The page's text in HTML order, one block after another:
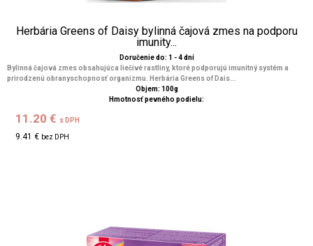
Herbária Greens of Daisy bylinná čajová zmes na podporu
imunity...
Doručenie do: 1 - 4 dní
Bylinná čajová zmes obsahujúca liečivé rastliny, ktoré podporujú imunitný systém a
prirodzenú obranyschopnosť organizmu. Herbária Greens of Dais...
Objem: 100g
Hmotnosť pevného podielu:
11.20 € s DPH
9.41 € bez DPH